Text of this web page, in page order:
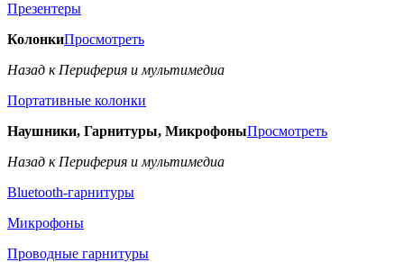
Презентеры
КолонкиПросмотреть
Назад к Периферия и мультимедиа
Портативные колонки
Наушники, Гарнитуры, МикрофоныПросмотреть
Назад к Периферия и мультимедиа
Bluetooth-гарнитуры
Микрофоны
Проводные гарнитуры